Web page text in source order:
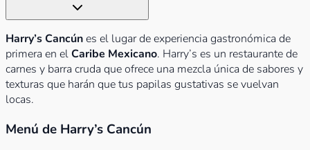
Harry’s Cancúnes el lugar de experiencia gastronómica de
primera en elCaribe Mexicano. Harry’s es un restaurante de
carnes y barra cruda que ofrece una mezcla única de sabores y
texturas que harán que tus papilas gustativas se vuelvan
locas.
Menú de Harry’s Cancún